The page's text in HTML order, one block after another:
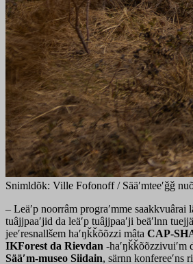
Snimldõk: Ville Fofonoff / Sääʹmteeʹǧǧ
– Leäʹp noorrâm prograʹmme saakkvuârai
tuâjjpaaʹjid da leäʹp tuâjjpaaʹji beäʹlnn
jeeʹresnallšem haʹŋǩǩõõzzi mâta CAP-
IKForest da Rievdan -haʹŋǩǩõõzzivuiʹm
Sääʹm-museo Siidain, särnn konfereeʹns